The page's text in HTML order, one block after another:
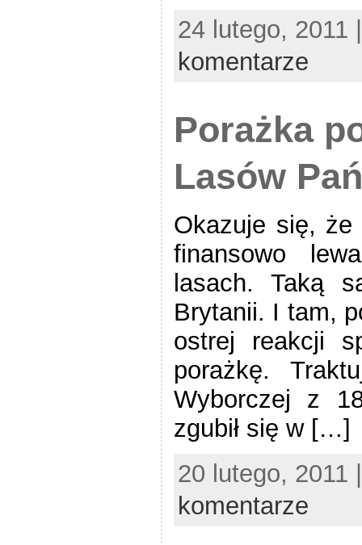
24 lutego, 2011
komentarze
Porażka
Lasów
Okazuje się,
finansowo
lasach. Taką
Brytanii. I tam,
ostrej reakcji
porażkę.
Wyborczej z
zgubił się w […]
20 lutego, 2011
komentarze